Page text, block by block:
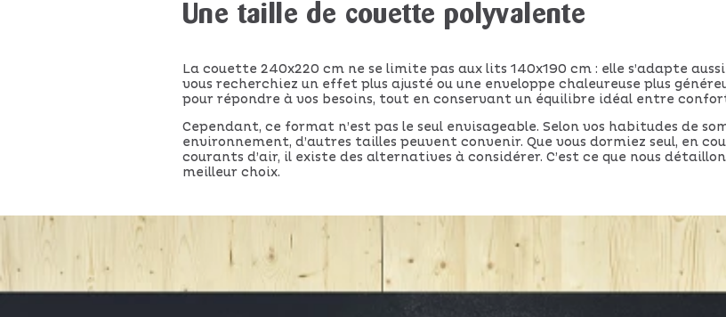
Une taille de couette polyvalente
La couette 240x220 cm ne se limite pas aux lits 140x190 cm : elle s’adapte
vous recherchiez un effet plus ajusté ou une enveloppe chaleureuse plus
pour répondre à vos besoins, tout en conservant un équilibre idéal entre
Cependant, ce format n’est pas le seul envisageable. Selon vos habitudes de
environnement, d’autres tailles peuvent convenir. Que vous dormiez seul, en
courants d’air, il existe des alternatives à considérer. C’est ce que nous
meilleur choix.